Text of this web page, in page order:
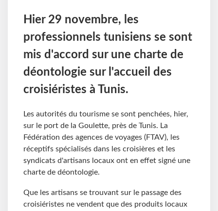
Hier 29 novembre, les
professionnels tunisiens se sont
mis d'accord sur une charte de
déontologie sur l'accueil des
croisiéristes à Tunis.
Les autorités du tourisme se sont penchées, hier,
sur le port de la Goulette, près de Tunis. La
Fédération des agences de voyages (FTAV), les
réceptifs spécialisés dans les croisières et les
syndicats d'artisans locaux ont en effet signé une
charte de déontologie.
Que les artisans se trouvant sur le passage des
croisiéristes ne vendent que des produits locaux